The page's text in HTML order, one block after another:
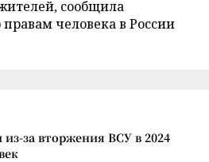
сообщила
человека в России
за вторжения ВСУ в 2024